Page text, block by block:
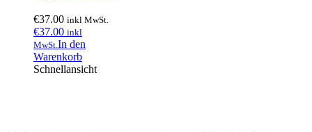
€37.00 inkl MwSt.
€37.00 inkl
MwSt.In den
Warenkorb
Schnellansicht